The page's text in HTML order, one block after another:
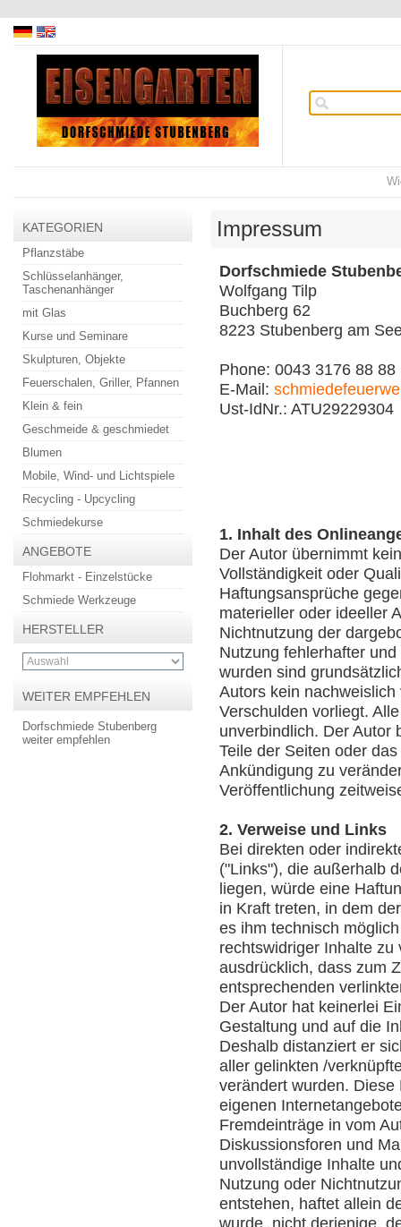
KATEGORIEN
Pflanzstäbe
Schlüsselanhänger,
Taschenanhänger
mit Glas
Kurse und Seminare
Skulpturen, Objekte
Feuerschalen, Griller, Pfannen
Klein & fein
Geschmeide & geschmiedet
Blumen
Mobile, Wind- und Lichtspiele
Recycling - Upcycling
Schmiedekurse
ANGEBOTE
Flohmarkt - Einzelstücke
Schmiede Werkzeuge
HERSTELLER
WEITER EMPFEHLEN
Dorfschmiede Stubenberg
weiter empfehlen
Impressum
Dorfschmiede
Wolfgang Tilp
Buchberg 62
8223 Stubenberg am
Phone: 0043 3176 88 88
E-Mail:
Ust-IdNr.: ATU29229304
1. Inhalt des
Der Autor übernimmt
Vollständigkeit oder
Haftungsansprüche
materieller oder ideeller
Nichtnutzung der
Nutzung fehlerhafter
wurden sind
Autors kein
Verschulden vorliegt.
unverbindlich. Der Autor
Teile der Seiten oder
Ankündigung zu
Veröffentlichung
2. Verweise und Links
Bei direkten oder
("Links"), die außerhalb
liegen, würde eine
in Kraft treten, in dem
es ihm technisch
rechtswidriger Inhalte
ausdrücklich, dass zum
entsprechenden
Der Autor hat keinerlei
Gestaltung und auf die
Deshalb distanziert er
aller gelinkten /
verändert wurden.
eigenen
Fremdeinträge in vom
Diskussionsforen und
unvollständige Inhalte
Nutzung oder
entstehen, haftet allein
wurde, nicht derjenige,